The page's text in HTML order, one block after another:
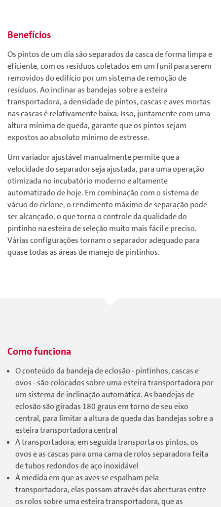
Benefícios
Os pintos de um dia são separados da casca de forma limpa e
eficiente, com os resíduos coletados em um funil para serem
removidos do edifício por um sistema de remoção de
resíduos. Ao inclinar as bandejas sobre a esteira
transportadora, a densidade de pintos, cascas e aves mortas
nas cascas é relativamente baixa. Isso, juntamente com uma
altura mínima de queda, garante que os pintos sejam
expostos ao absoluto mínimo de estresse.
Um variador ajustável manualmente permite que a
velocidade do separador seja ajustada, para uma operação
otimizada no incubatório moderno e altamente
automatizado de hoje. Em combinação com o sistema de
vácuo do ciclone, o rendimento máximo de separação pode
ser alcançado, o que torna o controle da qualidade do
pintinho na esteira de seleção muito mais fácil e preciso.
Várias configurações tornam o separador adequado para
quase todas as áreas de manejo de pintinhos.
Como funciona
O conteúdo da bandeja de eclosão - pintinhos, cascas e
ovos - são colocados sobre uma esteira transportadora por
um sistema de inclinação automática. As bandejas de
eclosão são giradas 180 graus em torno de seu eixo
central, para limitar a altura de queda das bandejas sobre a
esteira transportadora central
A transportadora, em seguida transporta os pintos, os
ovos e as cascas para uma cama de rolos separadora feita
de tubos redondos de aço inoxidável
À medida em que as aves se espalham pela
transportadora, elas passam através das aberturas entre
os rolos sobre uma esteira transportadora, que as